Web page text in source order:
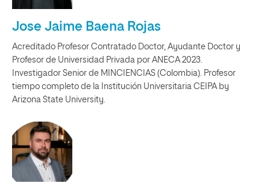
Jose Jaime Baena Rojas
Acreditado Profesor Contratado Doctor, Ayudante Doctor y
Profesor de Universidad Privada por ANECA 2023.
Investigador Senior de MINCIENCIAS (Colombia). Profesor
tiempo completo de la Institución Universitaria CEIPA by
Arizona State University.